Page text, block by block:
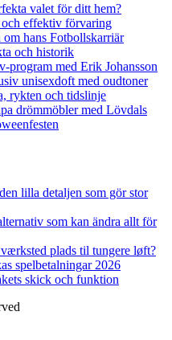
valet för ditt hem?
effektiv förvaring
hans Fotbollskarriär
och historik
program med Erik Johansson
unisexdoft med oudtoner
rykten och tidslinje
drömmöbler med Lövdals
lilla detaljen som gör stor
som kan ändra allt för
plads til tungere løft?
spelbetalningar 2026
skick och funktion